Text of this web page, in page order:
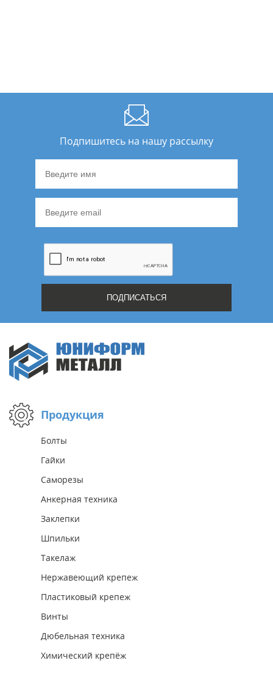
Подпишитесь на нашу рассылку
Продукция
Болты
Гайки
Саморезы
Анкерная техника
Заклепки
Шпильки
Такелаж
Нержавеющий крепеж
Пластиковый крепеж
Винты
Дюбельная техника
Химический крепёж